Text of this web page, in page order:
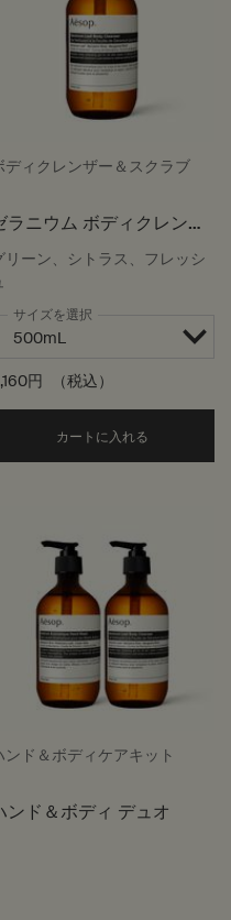
ップ ヘアオイル to cart
ディクレンザー＆スクラブ
ラニウム ボディクレンザ
リーン、シトラス、フレッシ
サイズを選択
円 （税込）
カートに入れる
ンド＆ボディケアキット
ンド＆ボディ デュオ